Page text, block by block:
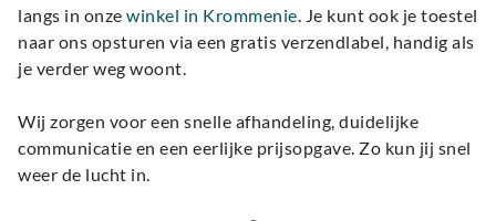
langs in onze winkel in Krommenie. Je kunt ook je toestel
naar ons opsturen via een gratis verzendlabel, handig als
je verder weg woont.
Wij zorgen voor een snelle afhandeling, duidelijke
communicatie en een eerlijke prijsopgave. Zo kun jij snel
weer de lucht in.